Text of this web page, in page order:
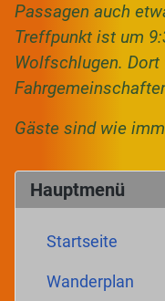
Hauptmenü
Startseite
Wanderplan
Passagen auch
Treffpunkt ist um
Wolfschlugen.
Gäste sind wie